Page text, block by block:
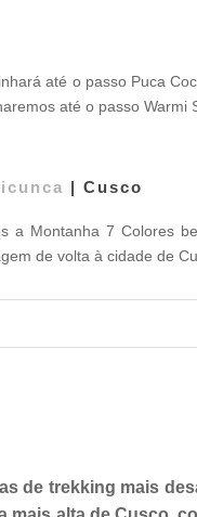
até o passo Puca
até o passo Warmi
| Cusco
a Montanha 7 Colores
de volta à cidade de
de trekking mais